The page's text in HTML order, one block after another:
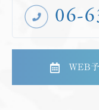
06-
WEB